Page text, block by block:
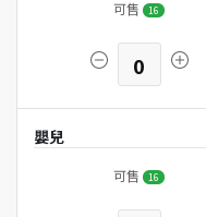
可售 16
0
嬰兒
可售 16